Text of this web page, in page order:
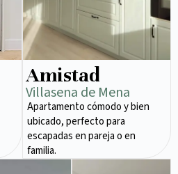
Amistad
Villasena de Mena
Apartamento cómodo y bien
ubicado, perfecto para
escapadas en pareja o en
familia.